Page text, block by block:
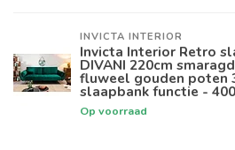
INVICTA INTERIOR
Invicta Interior Retro
DIVANI 220cm
fluweel gouden poten
slaapbank functie -
Op voorraad